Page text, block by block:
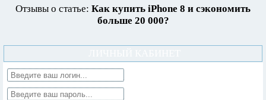
Отзывы о статье: Как купить iPhone 8 и сэкономить
больше 20 000?